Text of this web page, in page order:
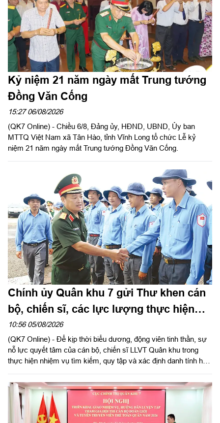
Kỷ niệm 21 năm ngày mất Trung tướng
Đồng Văn Cống
15:27 06/08/2026
(QK7 Online) - Chiều 6/8, Đảng ủy, HĐND, UBND, Ủy ban
MTTQ Việt Nam xã Tân Hào, tỉnh Vĩnh Long tổ chức Lễ kỷ
niệm 21 năm ngày mất Trung tướng Đồng Văn Cống.
Chính ủy Quân khu 7 gửi Thư khen cán
bộ, chiến sĩ, các lực lượng thực hiện
nhiệm vụ tìm kiếm, quy tập và xác định
danh tính hài cốt liệt sĩ
10:56 05/08/2026
(QK7 Online) - Để kịp thời biểu dương, động viên tinh thần, sự
nỗ lực quyết tâm của cán bộ, chiến sĩ LLVT Quân khu trong
thực hiện nhiệm vụ tìm kiếm, quy tập và xác định danh tính hài
Đảng ủy, Chính ủy Quân khu 7 gửi Thư khen cán bộ, chiến sĩ,
các lực lượng thực hiện nhiệm vụ tìm kiếm, quy tập và xác
định danh tính hài cốt liệt sĩ. Báo Quân khu đăng toàn văn Thư
khen của đồng chí Chính ủy Quân khu 7.